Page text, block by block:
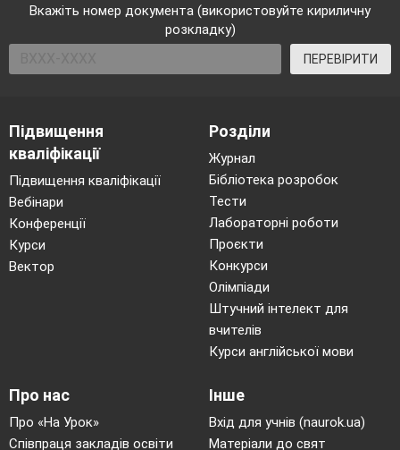
Вкажіть номер документа (використовуйте кириличну
розкладку)
ПЕРЕВІРИТИ
Підвищення
кваліфікації
Підвищення кваліфікації
Вебінари
Конференції
Курси
Вектор
Розділи
Журнал
Бібліотека розробок
Тести
Лабораторні роботи
Проєкти
Конкурси
Олімпіади
Штучний інтелект для
вчителів
Курси англійської мови
Про нас
Про «На Урок»
Співпраця закладів освіти
Інше
Вхід для учнів (naurok.ua)
Матеріали до свят